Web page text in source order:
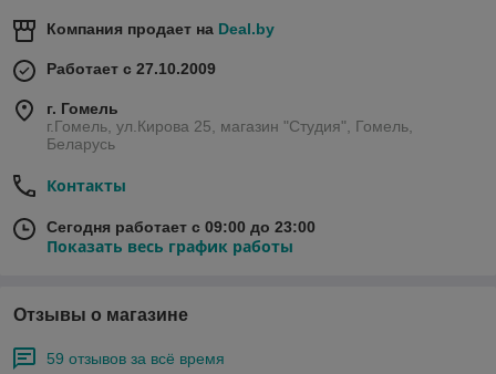
Компания продает на Deal.by
Работает с 27.10.2009
г. Гомель
г.Гомель, ул.Кирова 25, магазин "Студия", Гомель,
Беларусь
Контакты
Сегодня работает с 09:00 до 23:00
Показать весь график работы
Отзывы о магазине
59 отзывов за всё время